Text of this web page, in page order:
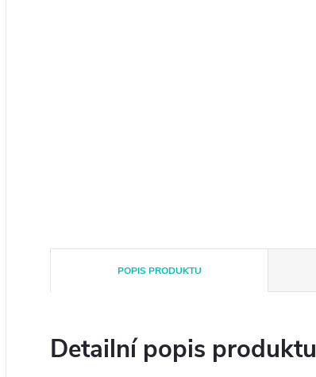
POPIS PRODUKTU
Detailní popis produktu